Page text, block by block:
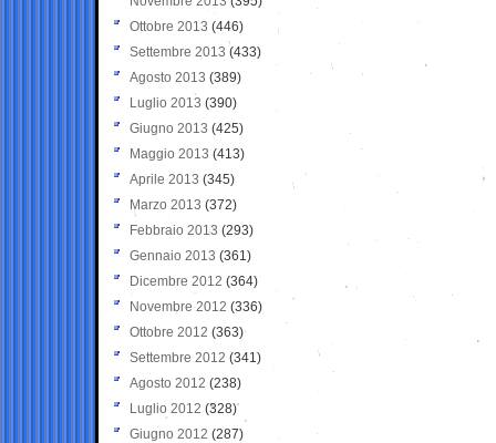
Ottobre 2013 (446)
Settembre 2013 (433)
Agosto 2013 (389)
Luglio 2013 (390)
Giugno 2013 (425)
Maggio 2013 (413)
Aprile 2013 (345)
Marzo 2013 (372)
Febbraio 2013 (293)
Gennaio 2013 (361)
Dicembre 2012 (364)
Novembre 2012 (336)
Ottobre 2012 (363)
Settembre 2012 (341)
Agosto 2012 (238)
Luglio 2012 (328)
Giugno 2012 (287)